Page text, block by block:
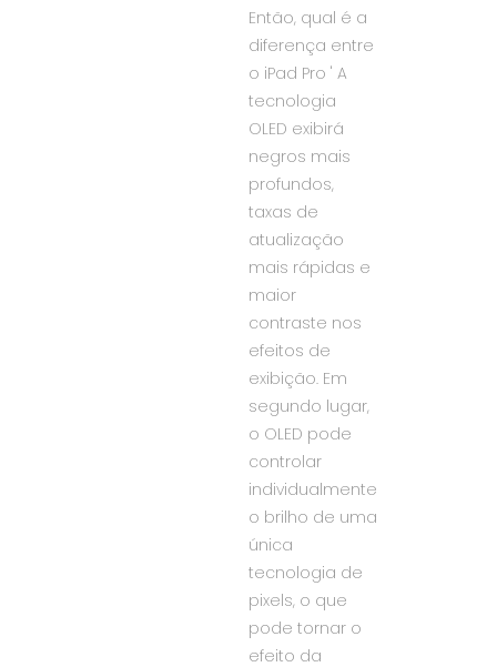
Então, qual é a
diferença entre
o iPad Pro ' A
tecnologia
OLED exibirá
negros mais
profundos,
taxas de
atualização
mais rápidas e
maior
contraste nos
efeitos de
exibição. Em
segundo lugar,
o OLED pode
controlar
individualmente
o brilho de uma
única
tecnologia de
pixels, o que
pode tornar o
efeito da